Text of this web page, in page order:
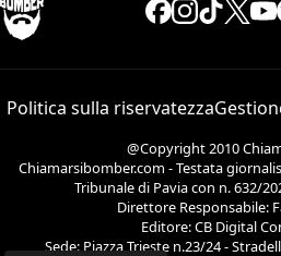
Politica sulla riservatezza
@Copyright 2010
Chiamarsibomber.com - Testata
Tribunale di Pavia con n. 632/
Direttore Responsabile:
Editore: CB Digital
Sede: Piazza Trieste n.23/24 -